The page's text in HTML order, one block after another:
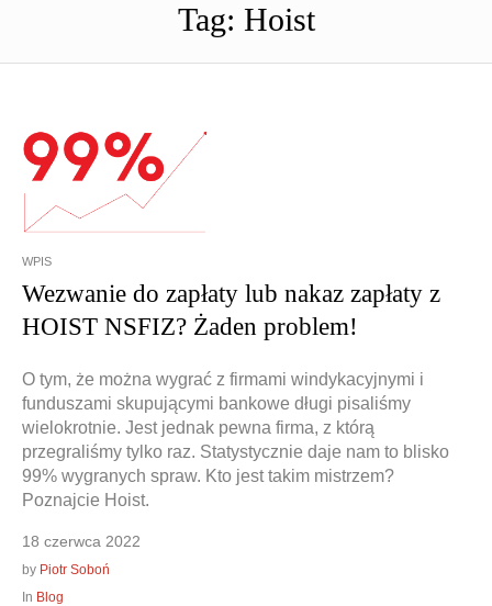
Doradztwo prawne
Doradztwo & konsulting
Negocjacje z wierzycielami
Doradztwo & konsulting
Tag: Hoist
WPIS
Wezwanie do zapłaty lub nakaz zapłaty z
HOIST NSFIZ? Żaden problem!
O tym, że można wygrać z firmami windykacyjnymi i
funduszami skupującymi bankowe długi pisaliśmy
wielokrotnie. Jest jednak pewna firma, z którą
przegraliśmy tylko raz. Statystycznie daje nam to blisko
99% wygranych spraw. Kto jest takim mistrzem?
Poznajcie Hoist.
18 czerwca 2022
by Piotr Soboń
In Blog